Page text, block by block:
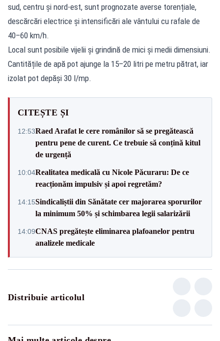
sud, centru și nord-est, sunt prognozate averse torențiale,
descărcări electrice și intensificări ale vântului cu rafale de
40–60 km/h.
Local sunt posibile vijelii și grindină de mici și medii dimensiuni.
Cantitățile de apă pot ajunge la 15–20 litri pe metru pătrat, iar
izolat pot depăși 30 l/mp.
CITEȘTE ȘI
12:53Raed Arafat le cere românilor să se pregătească
pentru pene de curent. Ce trebuie să conțină kitul
de urgență
10:04Realitatea medicală cu Nicole Păcuraru: De ce
reacționăm impulsiv și apoi regretăm?
14:15Sindicaliștii din Sănătate cer majorarea sporurilor
la minimum 50% și schimbarea legii salarizării
14:09CNAS pregătește eliminarea plafoanelor pentru
analizele medicale
Distribuie articolul